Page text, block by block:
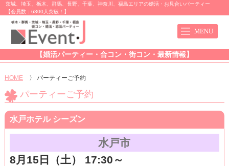
茨城、埼玉、栃木、群馬、長野、千葉、神奈川、福島エリアの婚活・お見合いパーティー
【会員数：6300人突破！】
【婚活パーティー・合コン・街コン・最新情報】
HOME 〉 パーティーご予約
パーティーご予約
水戸ホテル シーズン
水戸市
8月15日（土） 17:30～